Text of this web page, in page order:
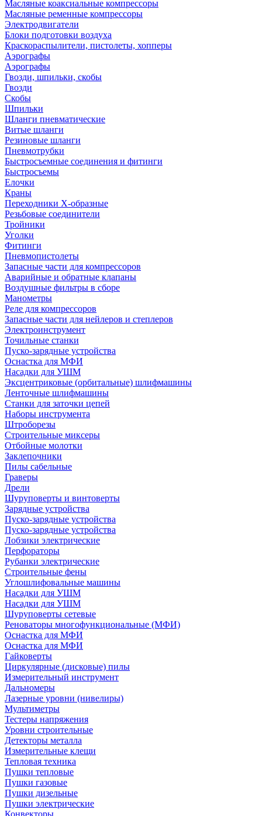
Масляные коаксиальные компрессоры
Масляные ременные компрессоры
Электродвигатели
Блоки подготовки воздуха
Краскораспылители, пистолеты, хопперы
Аэрографы
Аэрографы
Гвозди, шпильки, скобы
Гвозди
Скобы
Шпильки
Шланги пневматические
Витые шланги
Резиновые шланги
Пневмотрубки
Быстросъемные соединения и фитинги
Быстросъемы
Елочки
Краны
Переходники Х-образные
Резьбовые соединители
Тройники
Уголки
Фитинги
Пневмопистолеты
Запасные части для компрессоров
Аварийные и обратные клапаны
Воздушные фильтры в сборе
Манометры
Реле для компрессоров
Запасные части для нейлеров и степлеров
Электроинструмент
Точильные станки
Пуско-зарядные устройства
Оснастка для МФИ
Насадки для УШМ
Эксцентриковые (орбитальные) шлифмашины
Ленточные шлифмашины
Станки для заточки цепей
Наборы инструмента
Штроборезы
Строительные миксеры
Отбойные молотки
Заклепочники
Пилы сабельные
Граверы
Дрели
Шуруповерты и винтоверты
Зарядные устройства
Пуско-зарядные устройства
Пуско-зарядные устройства
Лобзики электрические
Перфораторы
Рубанки электрические
Строительные фены
Углошлифовальные машины
Насадки для УШМ
Насадки для УШМ
Шуруповерты сетевые
Реноваторы многофункциональные (МФИ)
Оснастка для МФИ
Оснастка для МФИ
Гайковерты
Циркулярные (дисковые) пилы
Измерительный инструмент
Дальномеры
Лазерные уровни (нивелиры)
Мультиметры
Тестеры напряжения
Уровни строительные
Детекторы металла
Измерительные клещи
Тепловая техника
Пушки тепловые
Пушки газовые
Пушки дизельные
Пушки электрические
Конвекторы